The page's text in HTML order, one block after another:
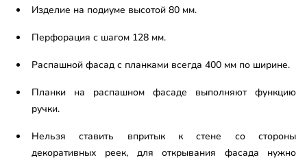
Изделие на подиуме высотой 80 мм.
Перфорация с шагом 128 мм.
Распашной фасад с планками всегда 400 мм по ширине.
Планки на распашном фасаде выполняют функцию
ручки.
Нельзя ставить впритык к стене со стороны
декоративных реек, для открывания фасада нужно